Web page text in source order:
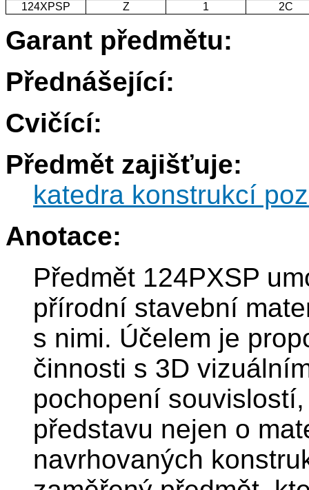
124XPSP
Z 1 2C
Garant předmětu:
Přednášející:
Cvičící:
Předmět zajišťuje:
katedra konstrukcí
Anotace:
Předmět 124PXSP
přírodní stavební
s nimi. Účelem je
činnosti s 3D
pochopení
představu nejen o
navrhovaných